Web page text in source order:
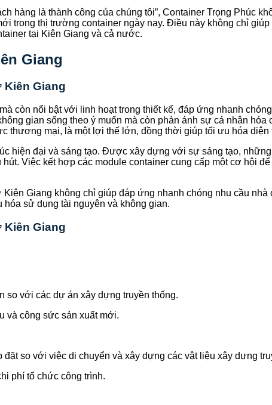
hàng là thành công của chúng tôi”, Container Trọng Phúc
trong thị trường container ngày nay. Điều này không chỉ giúp
tại Kiên Giang và cả nước.
Giang
Kiên Giang
còn nổi bật với linh hoạt trong thiết kế, đáp ứng nhanh
gian sống theo ý muốn mà còn phản ánh sự cá nhân
thương mại, là một lợi thế lớn, đồng thời giúp tối ưu hóa diện
hiện đại và sáng tạo. Được xây dựng với sự sáng tạo,
Việc kết hợp các module container cung cấp một cơ hội
Giang không chỉ giúp đáp ứng nhanh chóng nhu cầu
sử dụng tài nguyên và không gian.
Giang
so với các dự án xây dựng truyền thống.
và công sức sản xuất mới.
so với việc di chuyển và xây dựng các vật liệu xây dựng
phí tổ chức công trình.